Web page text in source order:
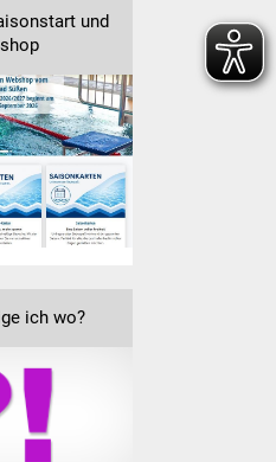
Selbsteintrag Vereine
Beirat Süßener Vereine
Sportanlagen
Tourismus
Erlebnisregion
Route der
und
ich wo?